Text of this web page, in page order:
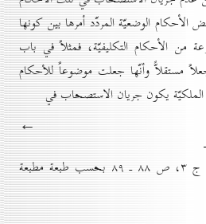
الوضعيّة المردّد أمرها بين كونها
من الأحكام التكليفيّة، فمثلاً في باب
مستقلاًّ وأنّها جعلت موضوعاً للأحكام
الملكيّة يكون جريان الاستصحاب في
←
(۱) راجع مصباح الاصول: ج ۳، ص ۸۸ ـ ۸۹ بحسب طبعة مطبعة